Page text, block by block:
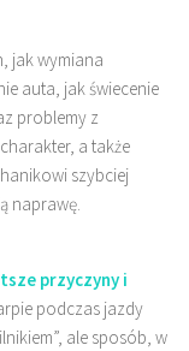
jak wymiana
auta, jak świecenie
problemy z
a także
szybciej
naprawę.
przyczyny i
podczas jazdy
ale sposób, w